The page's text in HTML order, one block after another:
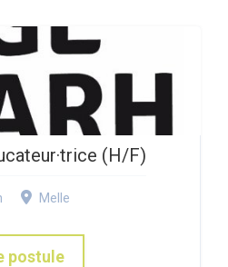
(H/F)
Melle
postule